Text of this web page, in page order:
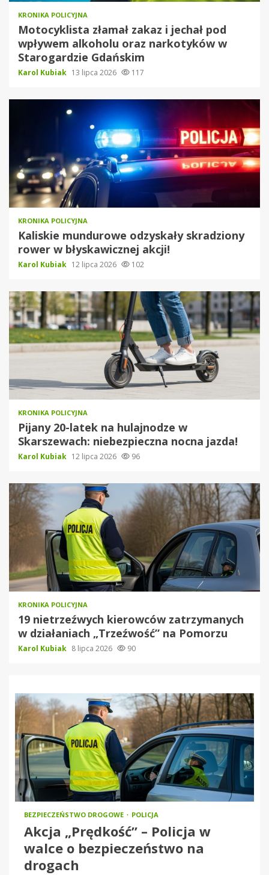
KRONIKA POLICYJNA
Motocyklista złamał zakaz i jechał pod
wpływem alkoholu oraz narkotyków w
Starogardzie Gdańskim
Karol Kubiak 13 lipca 2026 117
KRONIKA POLICYJNA
Kaliskie mundurowe odzyskały skradziony
rower w błyskawicznej akcji!
Karol Kubiak 12 lipca 2026 102
KRONIKA POLICYJNA
Pijany 20-latek na hulajnodze w
Skarszewach: niebezpieczna nocna jazda!
Karol Kubiak 12 lipca 2026 96
KRONIKA POLICYJNA
19 nietrzeźwych kierowców zatrzymanych
w działaniach „Trzeźwość” na Pomorzu
Karol Kubiak 8 lipca 2026 90
BEZPIECZEŃSTWO DROGOWE POLICJA
Akcja „Prędkość” – Policja w
walce o bezpieczeństwo na
drogach